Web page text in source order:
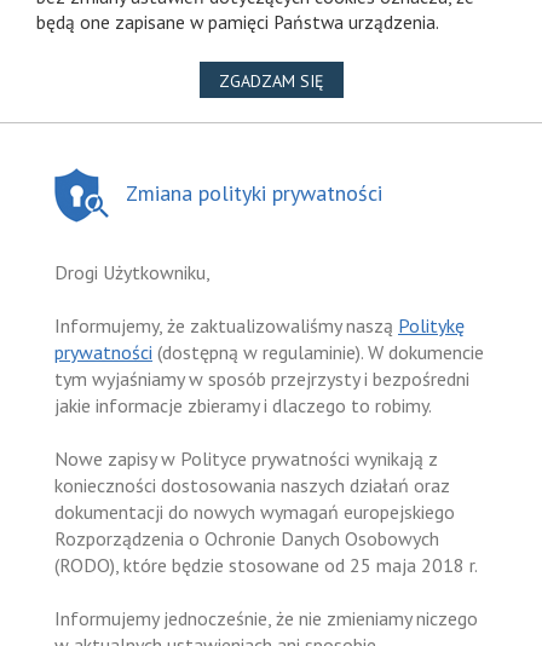
będą one zapisane w pamięci Państwa urządzenia.
ZGADZAM SIĘNA WYKORZYSTANIE PLIKÓW
Zmiana polityki prywatności
Drogi Użytkowniku,
Informujemy, że zaktualizowaliśmy naszą Politykę
prywatności (dostępną w regulaminie). W dokumencie
tym wyjaśniamy w sposób przejrzysty i bezpośredni
jakie informacje zbieramy i dlaczego to robimy.
Nowe zapisy w Polityce prywatności wynikają z
konieczności dostosowania naszych działań oraz
dokumentacji do nowych wymagań europejskiego
Rozporządzenia o Ochronie Danych Osobowych
(RODO), które będzie stosowane od 25 maja 2018 r.
Informujemy jednocześnie, że nie zmieniamy niczego